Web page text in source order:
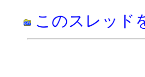
このスレッド